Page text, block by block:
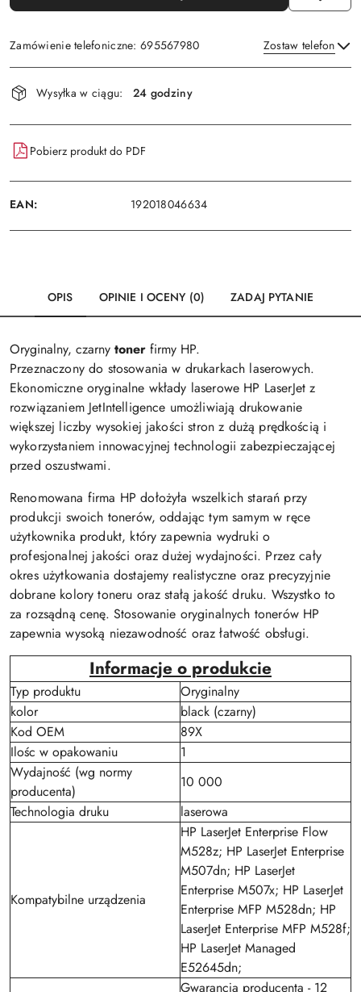
Zamówienie telefoniczne: 695567980 Zostaw telefon
Dostępność
i
dostawa
Wysyłka w ciągu: 24 godziny
Pobierz produkt do PDF
EAN: 192018046634
OPIS OPINIE I OCENY (0) ZADAJ PYTANIE
Oryginalny, czarny toner firmy HP.
Przeznaczony do stosowania w drukarkach laserowych.
Ekonomiczne oryginalne wkłady laserowe HP LaserJet z
rozwiązaniem JetIntelligence umożliwiają drukowanie
większej liczby wysokiej jakości stron z dużą prędkością i
wykorzystaniem innowacyjnej technologii zabezpieczającej
przed oszustwami.
Renomowana firma HP dołożyła wszelkich starań przy
produkcji swoich tonerów, oddając tym samym w ręce
użytkownika produkt, który zapewnia wydruki o
profesjonalnej jakości oraz dużej wydajności. Przez cały
okres użytkowania dostajemy realistyczne oraz precyzyjnie
dobrane kolory toneru oraz stałą jakość druku. Wszystko to
za rozsądną cenę. Stosowanie oryginalnych tonerów HP
zapewnia wysoką niezawodność oraz łatwość obsługi.
Informacje o produkcie
Typ produktu
Oryginalny
kolor
black (czarny)
Kod OEM
89X
Ilośc w opakowaniu
1
Wydajność (wg normy
producenta)
10 000
Technologia druku
laserowa
Kompatybilne urządzenia
HP LaserJet Enterprise Flow
M528z; HP LaserJet Enterprise
M507dn; HP LaserJet
Enterprise M507x; HP LaserJet
Enterprise MFP M528dn; HP
LaserJet Enterprise MFP M528f;
HP LaserJet Managed
E52645dn;
Gwarancja producenta - 12